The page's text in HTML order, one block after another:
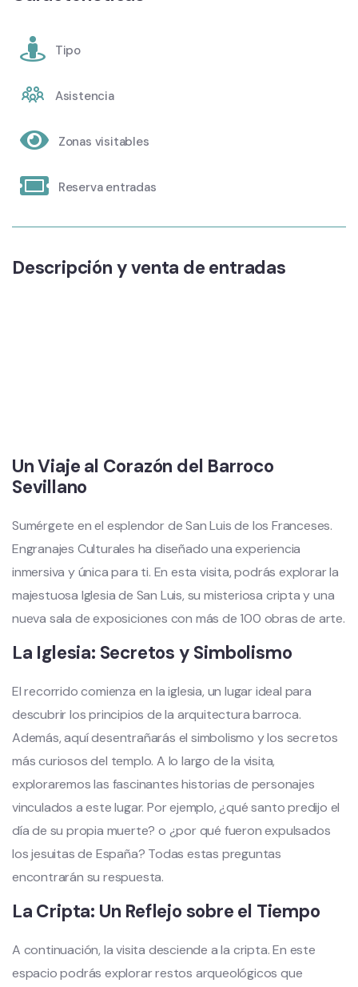
Tipo
Asistencia
Zonas visitables
Reserva entradas
Descripción y venta de entradas
Un Viaje al Corazón del Barroco
Sevillano
Sumérgete en el esplendor de San Luis de los Franceses.
Engranajes Culturales ha diseñado una experiencia
inmersiva y única para ti. En esta visita, podrás explorar la
majestuosa Iglesia de San Luis, su misteriosa cripta y una
nueva sala de exposiciones con más de 100 obras de arte.
La Iglesia: Secretos y Simbolismo
El recorrido comienza en la iglesia, un lugar ideal para
descubrir los principios de la arquitectura barroca.
Además, aquí desentrañarás el simbolismo y los secretos
más curiosos del templo. A lo largo de la visita,
exploraremos las fascinantes historias de personajes
vinculados a este lugar. Por ejemplo, ¿qué santo predijo el
día de su propia muerte? o ¿por qué fueron expulsados
los jesuitas de España? Todas estas preguntas
encontrarán su respuesta.
La Cripta: Un Reflejo sobre el Tiempo
A continuación, la visita desciende a la cripta. En este
espacio podrás explorar restos arqueológicos que